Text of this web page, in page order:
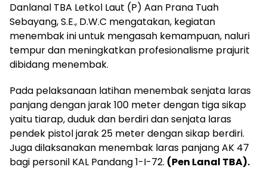
Danlanal TBA Letkol Laut (P) Aan Prana Tuah
Sebayang, S.E., D.W.C mengatakan, kegiatan
menembak ini untuk mengasah kemampuan, naluri
tempur dan meningkatkan profesionalisme prajurit
dibidang menembak.
Pada pelaksanaan latihan menembak senjata laras
panjang dengan jarak 100 meter dengan tiga sikap
yaitu tiarap, duduk dan berdiri dan senjata laras
pendek pistol jarak 25 meter dengan sikap berdiri.
Juga dilaksanakan menembak laras panjang AK 47
bagi personil KAL Pandang 1-I-72. (Pen Lanal TBA).